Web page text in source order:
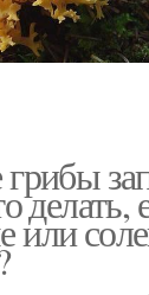
делать,
или